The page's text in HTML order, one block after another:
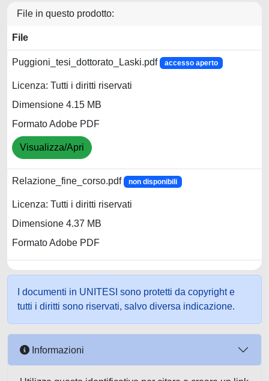
File in questo prodotto:
File
Puggioni_tesi_dottorato_Laski.pdf accesso aperto
Licenza: Tutti i diritti riservati
Dimensione 4.15 MB
Formato Adobe PDF
Visualizza/Apri
Relazione_fine_corso.pdf non disponibili
Licenza: Tutti i diritti riservati
Dimensione 4.37 MB
Formato Adobe PDF
I documenti in UNITESI sono protetti da copyright e
tutti i diritti sono riservati, salvo diversa indicazione.
Informazioni